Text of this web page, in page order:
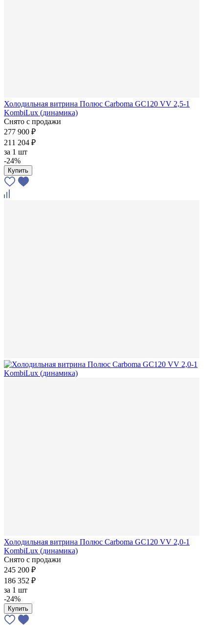
Холодильная витрина Полюс Carboma GC120 VV 2,5-1
KombiLux (динамика)
Снято с продажи
277 900 ₽
211 204 ₽
за 1 шт
-24%
Купить
Холодильная витрина Полюс Carboma GC120 VV 2,0-1
KombiLux (динамика)
Снято с продажи
245 200 ₽
186 352 ₽
за 1 шт
-24%
Купить